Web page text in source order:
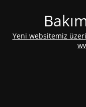
Yeni websitemiz